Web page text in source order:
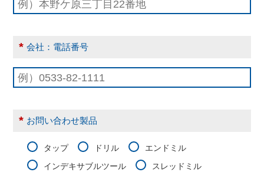
* 会社：電話番号
* お問い合わせ製品
タップ ドリル
エンドミル
インデキサブルツール
スレッドミル